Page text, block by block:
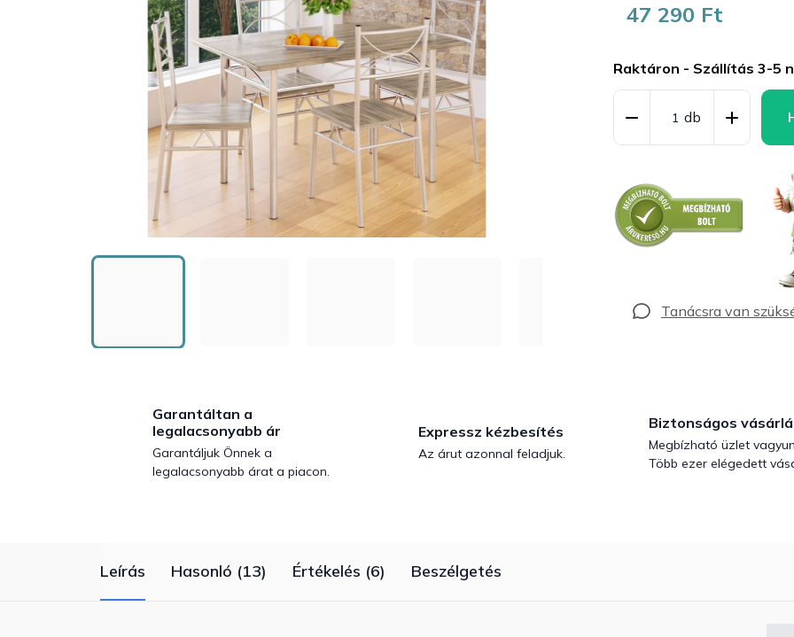
47 290 Ft
Raktáron - Szállítás 3-5
Garantáltan a
legalacsonyabb ár
Garantáljuk Önnek a
legalacsonyabb árat a piacon.
Expressz kézbesítés
Az árut azonnal feladjuk.
Biztonságos
Megbízható üzlet
Több ezer elégedett
Leírás Hasonló (13) Értékelés (6) Beszélgetés